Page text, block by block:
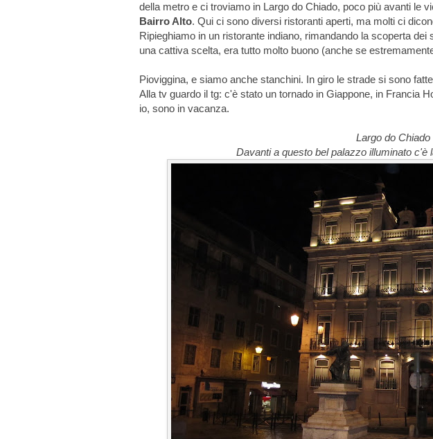
della metro e ci troviamo in Largo do Chiado, poco più avanti le
Bairro Alto. Qui ci sono diversi ristoranti aperti, ma molti ci
Ripieghiamo in un ristorante indiano, rimandando la scoperta
una cattiva scelta, era tutto molto buono (anche se
Pioviggina, e siamo anche stanchini. In giro le strade si sono
Alla tv guardo il tg: c'è stato un tornado in Giappone, in Francia
io, sono in vacanza.
Largo do Chiado
Davanti a questo bel palazzo illuminato c'è